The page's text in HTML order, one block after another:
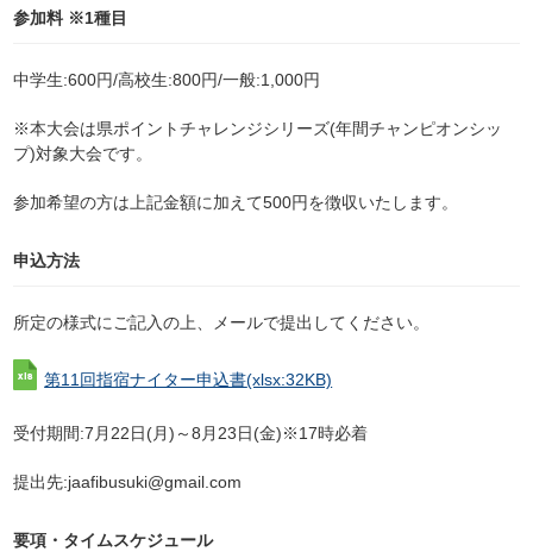
参加料 ※1種目
中学生:600円/高校生:800円/一般:1,000円
※本大会は県ポイントチャレンジシリーズ(年間チャンピオンシッ
プ)対象大会です。
参加希望の方は上記金額に加えて500円を徴収いたします。
申込方法
所定の様式にご記入の上、メールで提出してください。
第11回指宿ナイター申込書(xlsx:32KB)
受付期間:7月22日(月)～8月23日(金)※17時必着
提出先:jaafibusuki@gmail.com
要項・タイムスケジュール